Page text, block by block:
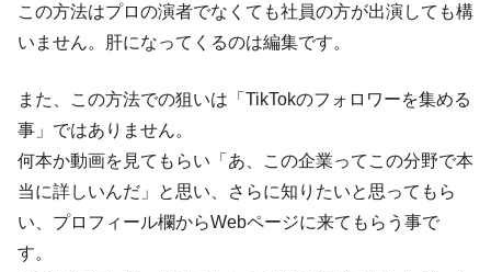
この方法はプロの演者でなくても社員の方が出演しても構
いません。肝になってくるのは編集です。
また、この方法での狙いは「TikTokのフォロワーを集める
事」ではありません。
何本か動画を見てもらい「あ、この企業ってこの分野で本
当に詳しいんだ」と思い、さらに知りたいと思ってもら
い、プロフィール欄からWebページに来てもらう事で
す。